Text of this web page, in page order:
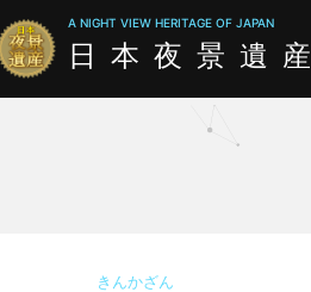
A NIGHT VIEW HERITAGE OF JAPAN
日本夜景遺産
きんかざん